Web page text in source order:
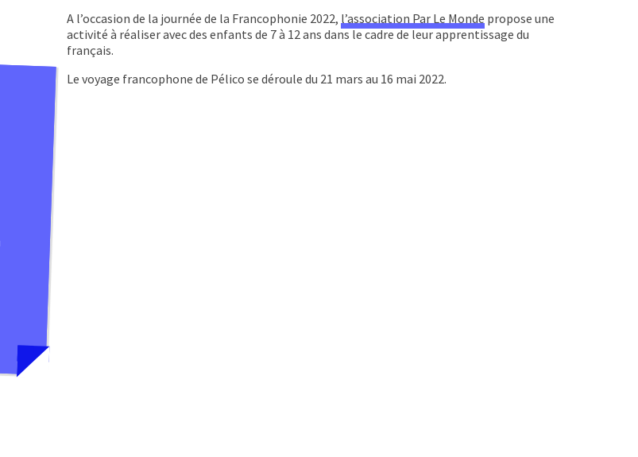
A l’occasion de la journée de la Francophonie 2022, l’association Par Le Monde propose une
activité à réaliser avec des enfants de 7 à 12 ans dans le cadre de leur apprentissage du
français.
Le voyage francophone de Pélico se déroule du 21 mars au 16 mai 2022.